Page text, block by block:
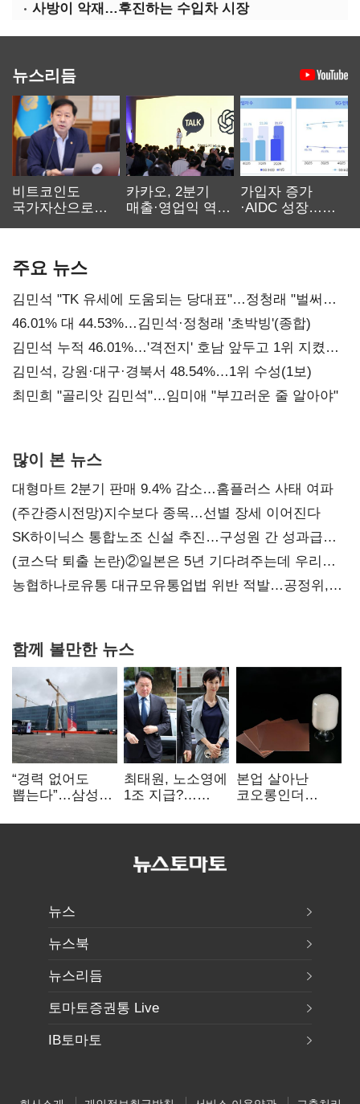
사방이 악재…후진하는 수입차 시장
뉴스리듬
비트코인도
국가자산으로…'
카카오, 2분기
매출·영업익 역대
가입자 증가
·AIDC 성장…
주요 뉴스
김민석 "TK 유세에 도움되는 당대표"…정청래 "벌써
대표된 양 당직 배분"
46.01% 대 44.53%…김민석·정청래 '초박빙'(종합)
김민석 누적 46.01%…'격전지' 호남 앞두고 1위 지켰다
(2보)
김민석, 강원·대구·경북서 48.54%…1위 수성(1보)
최민희 "골리앗 김민석"…임미애 "부끄러운 줄 알아야"
많이 본 뉴스
대형마트 2분기 판매 9.4% 감소…홈플러스 사태 여파
(주간증시전망)지수보다 종목…선별 장세 이어진다
SK하이닉스 통합노조 신설 추진…구성원 간 성과급
불만 확산
(코스닥 퇴출 논란)②일본은 5년 기다려주는데 우리는
당장 퇴출?…시간만으론 부족한 코스닥 구하기
농협하나로유통 대규모유통업법 위반 적발…공정위,
함께 볼만한 뉴스
“경력 없어도
뽑는다”…삼성
반도체 인재
최태원, 노소영에
1조 지급?…
본업 살아난
코오롱인더
배터리 소재로
뉴스
뉴스북
뉴스리듬
토마토증권통 Live
IB토마토